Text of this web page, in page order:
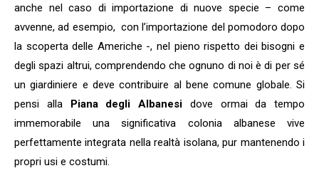
anche nel caso di importazione di nuove specie – come
avvenne, ad esempio, con l’importazione del pomodoro dopo
la scoperta delle Americhe -, nel pieno rispetto dei bisogni e
degli spazi altrui, comprendendo che ognuno di noi è di per sé
un giardiniere e deve contribuire al bene comune globale. Si
pensi alla Piana degli Albanesi dove ormai da tempo
immemorabile una significativa colonia albanese vive
perfettamente integrata nella realtà isolana, pur mantenendo i
propri usi e costumi.